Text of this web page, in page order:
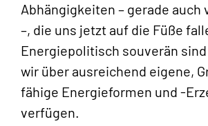
Abhängigkeiten – gerade auch
–, die uns jetzt auf die Füße
Energiepolitisch souverän
wir über ausreichend eigene,
fähige Energieformen und -
verfügen.